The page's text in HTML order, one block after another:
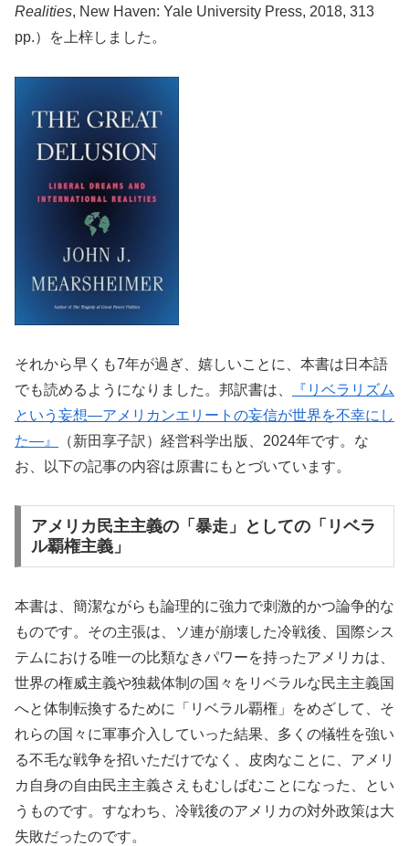
Realities, New Haven: Yale University Press, 2018, 313
pp.）を上梓しました。
それから早くも7年が過ぎ、嬉しいことに、本書は日本語
でも読めるようになりました。邦訳書は、
『リベラリズム
という妄想—アメリカンエリートの妄信が世界を不幸にし
た―』
（新田享子訳）経営科学出版、2024年です。な
お、以下の記事の内容は原書にもとづいています。
アメリカ民主主義の「暴走」としての「リベラ
ル覇権主義」
本書は、簡潔ながらも論理的に強力で刺激的かつ論争的な
ものです。その主張は、ソ連が崩壊した冷戦後、国際シス
テムにおける唯一の比類なきパワーを持ったアメリカは、
世界の権威主義や独裁体制の国々をリベラルな民主主義国
へと体制転換するために「リベラル覇権」をめざして、そ
れらの国々に軍事介入していった結果、多くの犠牲を強い
る不毛な戦争を招いただけでなく、皮肉なことに、アメリ
カ自身の自由民主主義さえもむしばむことになった、とい
うものです。すなわち、冷戦後のアメリカの対外政策は大
失敗だったのです。